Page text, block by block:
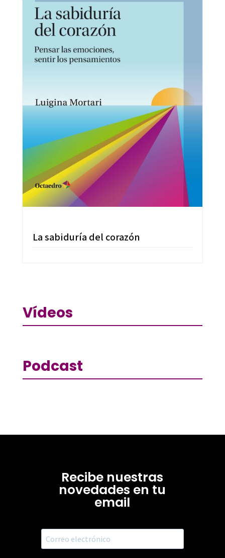
La sabiduría del corazón
Vídeos
Podcast
Recibe nuestras
novedades en tu
email